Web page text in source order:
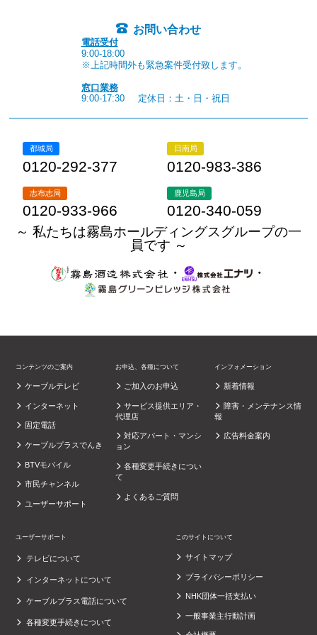
お問い合わせ
電話受付
9:00-18:00
※上記時間外も緊急案件受付致します。
窓口業務
9:00-17:30
定休日：土・日・祝日
都城局
0120-292-377
日南局
0120-983-386
志布志局
0120-933-966
鹿児島局
0120-340-059
～ 私たちは霧島ホールディングスグループの一
員です ～
・
・
コンテンツのご案内
ケーブルテレビ
インターネット
固定電話
ケーブルプラスでんき
BTVモバイル
市民チャンネル
ユーザーサポート
お申込、各種について
ご加入のお申込
サービス提供エリア・
代理店
対応アパート・マンシ
ョン
各種変更手続きについ
て
よくあるご質問
インフォメーション
新着情報
障害・メンテナンス情
報
広告料金案内
ユーザーサポート
テレビについて
インターネットについて
ケーブルプラス電話について
各種変更手続きについて
このサイトについて
サイトマップ
プライバシーポリシー
NHK団体一括支払い
一般事業主行動計画